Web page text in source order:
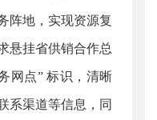
阵地，实现资源复
悬挂省供销合作总
网点” 标识，清晰
系渠道等信息，同